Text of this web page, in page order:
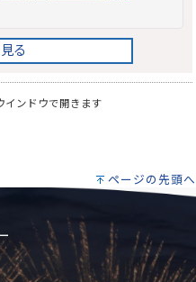
る
インドウで開きます
ページの先頭へ